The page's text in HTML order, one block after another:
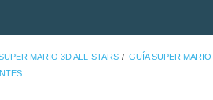
MARIO 3D ALL-STARS
GUÍA SUPER